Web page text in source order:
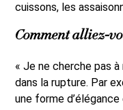
cuissons, les
Comment alliez-
« Je ne cherche pas
dans la rupture. Par
une forme